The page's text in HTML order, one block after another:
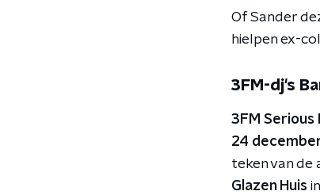
Of Sander
hielpen ex-
3FM-dj's
3FM Serious
24
teken van de
Glazen Huis in